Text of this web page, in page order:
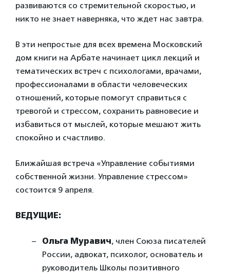
развиваются со стремительной скоростью, и
никто не знает наверняка, что ждет нас завтра.
В эти непростые для всех времена Московский
дом книги на Арбате начинает цикл лекций и
тематических встреч с психологами, врачами,
профессионалами в области человеческих
отношений, которые помогут справиться с
тревогой и стрессом, сохранить равновесие и
избавиться от мыслей, которые мешают жить
спокойно и счастливо.
Ближайшая встреча «Управление событиями
собственной жизни. Управление стрессом»
состоится 9 апреля.
ВЕДУЩИЕ:
Ольга Муравич, член Союза писателей
России, адвокат, психолог, основатель и
руководитель Школы позитивного